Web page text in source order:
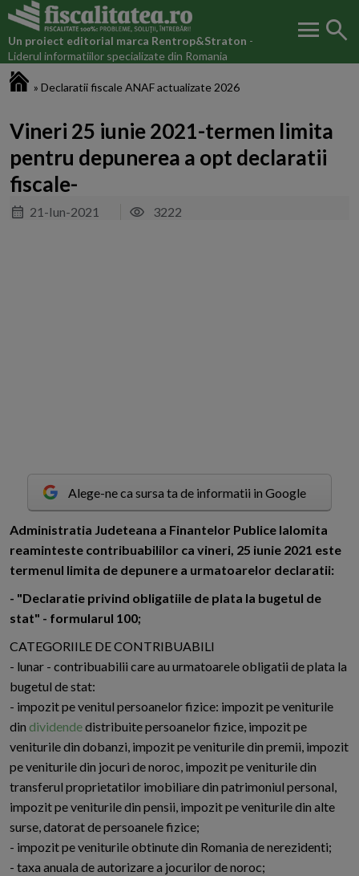
Un proiect editorial marca Rentrop&Straton -
Liderul informatiilor specializate din Romania
menu search
» Declaratii fiscale ANAF actualizate 2026
Vineri 25 iunie 2021-termen limita
pentru depunerea a opt declaratii
fiscale-
21-Iun-2021 3222
Alege-ne ca sursa ta de informatii in Google
Administratia Judeteana a Finantelor Publice Ialomita
reaminteste contribuabililor ca vineri, 25 iunie 2021 este
termenul limita de depunere a urmatoarelor declaratii:
- "Declaratie privind obligatiile de plata la bugetul de
stat" - formularul 100;
CATEGORIILE DE CONTRIBUABILI
- lunar - contribuabilii care au urmatoarele obligatii de plata la
bugetul de stat:
- impozit pe venitul persoanelor fizice: impozit pe veniturile
din dividendedistribuite persoanelor fizice, impozit pe
veniturile din dobanzi, impozit pe veniturile din premii, impozit
pe veniturile din jocuri de noroc, impozit pe veniturile din
transferul proprietatilor imobiliare din patrimoniul personal,
impozit pe veniturile din pensii, impozit pe veniturile din alte
surse, datorat de persoanele fizice;
- impozit pe veniturile obtinute din Romania de nerezidenti;
- taxa anuala de autorizare a jocurilor de noroc;